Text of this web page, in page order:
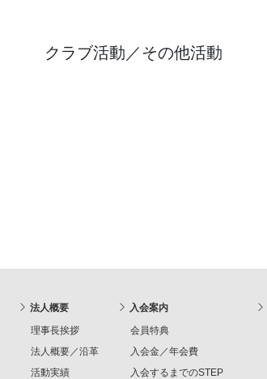
クラブ活動／その他活動
法人概要
理事長挨拶
法人概要／沿革
活動実績
入会案内
会員特典
入会金／年会費
入会するまでのSTEP